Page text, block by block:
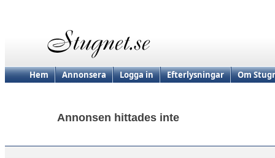
Hem Annonsera Logga in Efterlysningar Om
Annonsen hittades inte